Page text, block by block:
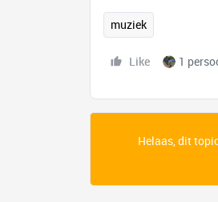
muziek
Like 1
Helaas, dit